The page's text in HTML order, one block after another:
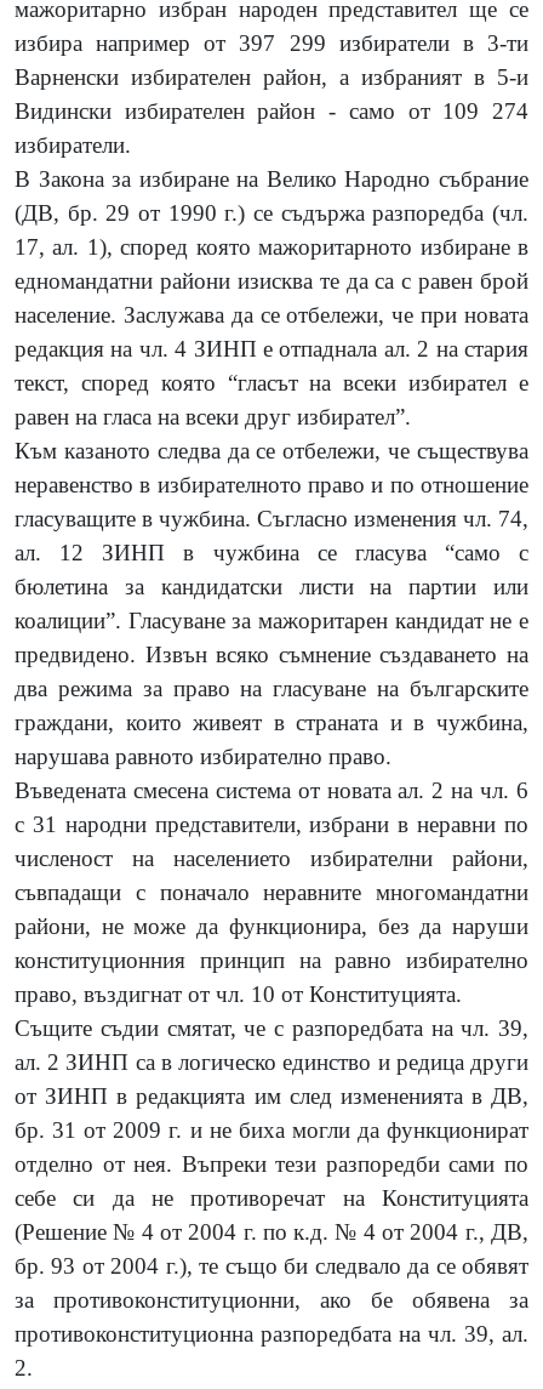
мажоритарно избран народен представител ще се
избира например от 397 299 избиратели в 3-ти
Варненски избирателен район, а избраният в 5-и
Видински избирателен район - само от 109 274
избиратели.
В Закона за избиране на Велико Народно събрание
(ДВ, бр. 29 от 1990 г.) се съдържа разпоредба (чл.
17, ал. 1), според която мажоритарното избиране в
едномандатни райони изисква те да са с равен брой
население. Заслужава да се отбележи, че при новата
редакция на чл. 4 ЗИНП е отпаднала ал. 2 на стария
текст, според която “гласът на всеки избирател е
равен на гласа на всеки друг избирател”.
Към казаното следва да се отбележи, че съществува
неравенство в избирателното право и по отношение
гласуващите в чужбина. Съгласно изменения чл. 74,
ал. 12 ЗИНП в чужбина се гласува “само с
бюлетина за кандидатски листи на партии или
коалиции”. Гласуване за мажоритарен кандидат не е
предвидено. Извън всяко съмнение създаването на
два режима за право на гласуване на българските
граждани, които живеят в страната и в чужбина,
нарушава равното избирателно право.
Въведената смесена система от новата ал. 2 на чл. 6
с 31 народни представители, избрани в неравни по
численост на населението избирателни райони,
съвпадащи с поначало неравните многомандатни
райони, не може да функционира, без да наруши
конституционния принцип на равно избирателно
право, въздигнат от чл. 10 от Конституцията.
Същите съдии смятат, че с разпоредбата на чл. 39,
ал. 2 ЗИНП са в логическо единство и редица други
от ЗИНП в редакцията им след измененията в ДВ,
бр. 31 от 2009 г. и не биха могли да функционират
отделно от нея. Въпреки тези разпоредби сами по
себе си да не противоречат на Конституцията
(Решение № 4 от 2004 г. по к.д. № 4 от 2004 г., ДВ,
бр. 93 от 2004 г.), те също би следвало да се обявят
за противоконституционни, ако бе обявена за
противоконституционна разпоредбата на чл. 39, ал.
2.